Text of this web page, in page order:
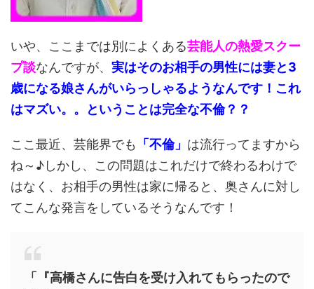
いや、ここまでは別によくある芸能人の熱愛スクー
プ談なんですが、 実はそのお相手の男性には妻と3
歳になる娘さんがいらっしゃるようなんです！これ
はマズい。。ということは完全な不倫？？
ここ最近、芸能界でも 「不倫」 は流行ってますから
ね～♪しかし、この問題はこれだけで終わるわけで
はなく、お相手の男性は家に帰ると、奥さんに対し
てこんな発言をしているそうなんです！
「『高橋さんに告白を受け入れてもらったので